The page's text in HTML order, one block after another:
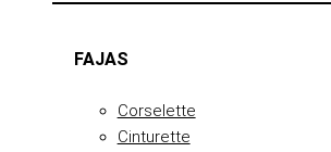
FAJAS
Corselette
Cinturette